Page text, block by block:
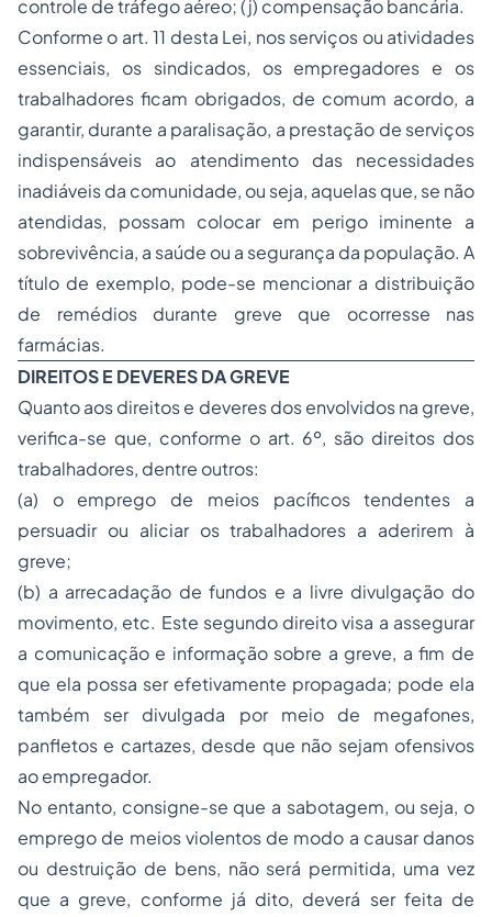
controle de tráfego aéreo; (j) compensação bancária.
Conforme o art. 11 desta Lei, nos serviços ou atividades
essenciais, os sindicados, os empregadores e os
trabalhadores ficam obrigados, de comum acordo, a
garantir, durante a paralisação, a prestação de serviços
indispensáveis ao atendimento das necessidades
inadiáveis da comunidade, ou seja, aquelas que, se não
atendidas, possam colocar em perigo iminente a
sobrevivência, a saúde ou a segurança da população. A
título de exemplo, pode-se mencionar a distribuição
de remédios durante greve que ocorresse nas
farmácias.
DIREITOS E DEVERES DA GREVE
Quanto aos direitos e deveres dos envolvidos na greve,
verifica-se que, conforme o art. 6º, são direitos dos
trabalhadores, dentre outros:
(a) o emprego de meios pacíficos tendentes a
persuadir ou aliciar os trabalhadores a aderirem à
greve;
(b) a arrecadação de fundos e a livre divulgação do
movimento, etc. Este segundo direito visa a assegurar
a comunicação e informação sobre a greve, a fim de
que ela possa ser efetivamente propagada; pode ela
também ser divulgada por meio de megafones,
panfletos e cartazes, desde que não sejam ofensivos
ao empregador.
No entanto, consigne-se que a sabotagem, ou seja, o
emprego de meios violentos de modo a causar danos
ou destruição de bens, não será permitida, uma vez
que a greve, conforme já dito, deverá ser feita de